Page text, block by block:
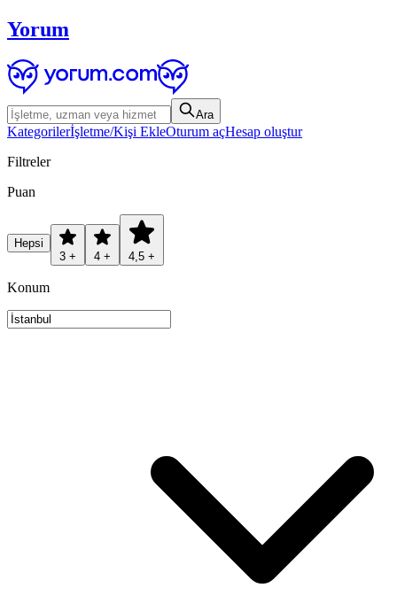
Yorum
Ara
Kategorilerİşletme/Kişi EkleOturum açHesap oluştur
Filtreler
Puan
Hepsi
3 +
4 + 4,5 +
Konum